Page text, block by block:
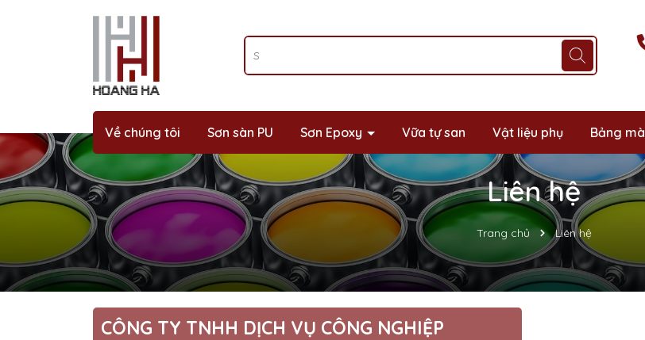
Về chúng tôi Sơn sàn PU Sơn Epoxy Vữa tự san Vật liệu phụ Bảng
Liên hệ
Trang chủ Liên hệ
CÔNG TY TNHH DỊCH VỤ CÔNG NGHIỆP